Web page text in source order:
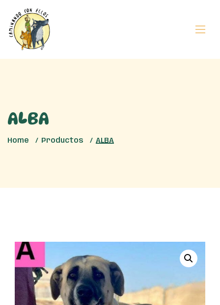
ALBA
Home Productos ALBA